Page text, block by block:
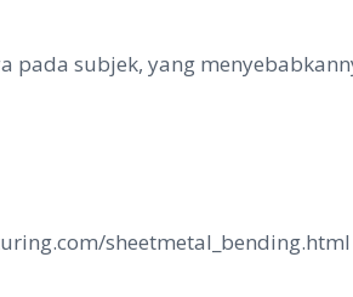
pada subjek, yang
sheetmetal_bending.html